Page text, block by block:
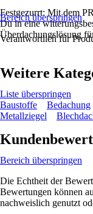
Festgezurrt: Mit dem
Du in eine
Überdachungslösung
Bereich überspringen
Verantwortlich für
Weitere
Liste überspringen
Baustoffe
Bedachung
Metallziegel
Bereich überspringen
Die Echtheit der
Bewertungen können
nachweislich genutzt